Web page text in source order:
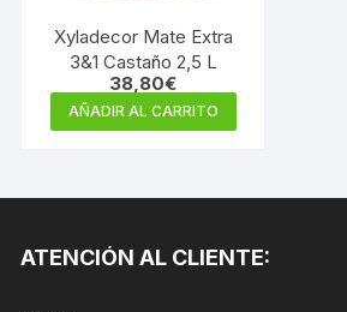
Xyladecor Mate Extra
3&1 Castaño 2,5 L
38,80€
AÑADIR AL CARRITO
ATENCIÓN AL CLIENTE: